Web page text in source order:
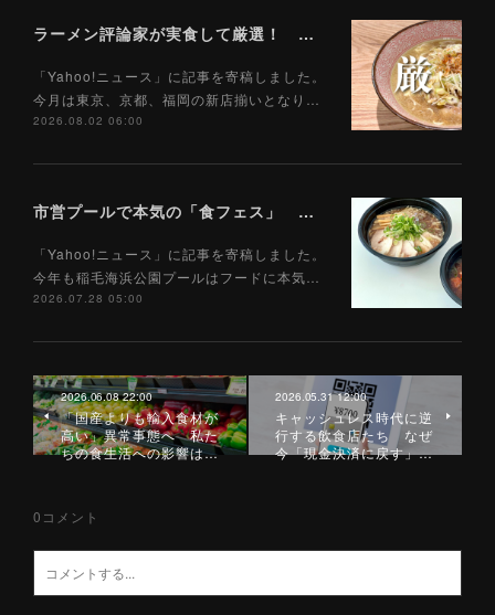
ラーメン評論家が実食して厳選！ 「いま絶対に食べるべきラーメン」ベスト５！【2026年８月】（ Yahoo!ニュース）8/2
「Yahoo!ニュース」に記事を寄稿しました。
今月は東京、京都、福岡の新店揃いとなり…
2026.08.02 06:00
市営プールで本気の「食フェス」 プールサイドで味わえる「ご当地麺」の実力は？（Yahoo!ニュース）7/28
「Yahoo!ニュース」に記事を寄稿しました。
今年も稲毛海浜公園プールはフードに本気…
2026.07.28 05:00
2026.06.08 22:00
「国産よりも輸入食材が
高い」異常事態へ 私た
ちの食生活への影響は…
2026.05.31 12:00
キャッシュレス時代に逆
行する飲食店たち なぜ
今「現金決済に戻す」…
0 コメント